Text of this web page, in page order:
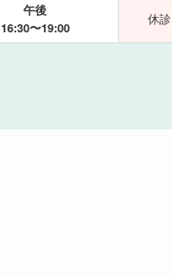
午後
16:30〜19:00
休診